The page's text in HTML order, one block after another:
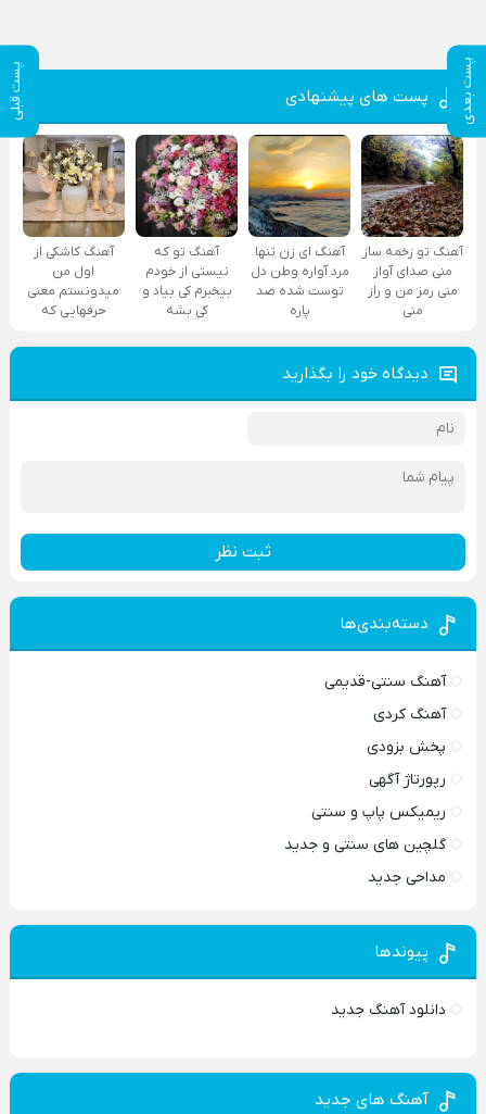
پست بعدی پست قبلی پست های پیشنهادی
آهنگ تو زخمه ساز
منی صدای آواز
منی رمز من و راز
منی
آهنگ ای زن تنها
مرد آواره وطن دل
توست شده صد
پاره
آهنگ تو که
نیستی از خودم
بیخبرم کی بیاد و
کی بشه
آهنگ کاشکی از
اول من
میدونستم معنی
حرفهایی که
دیدگاه خود را بگذارید
ثبت نظر
دسته‌بندی‌ها
آهنگ سنتی-قدیمی
آهنگ کردی
پخش بزودی
رپورتاژ آگهی
ریمیکس پاپ و سنتی
گلچین های سنتی و جدید
مداحی جدید
پیوندها
دانلود آهنگ جدید
آهنگ های جدید